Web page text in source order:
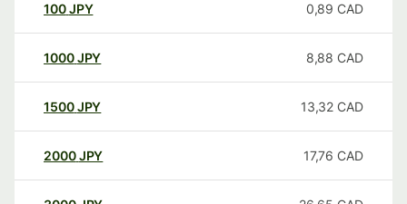
100JPY 0,89 CAD
1000JPY 8,88 CAD
1500JPY 13,32 CAD
2000JPY 17,76 CAD